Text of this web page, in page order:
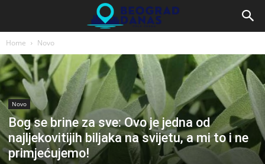
Home Novo
Novo
Bog se brine za sve: Ovo je jedna od
najljekovitijih biljaka na svijetu, a mi to i ne
primjećujemo!